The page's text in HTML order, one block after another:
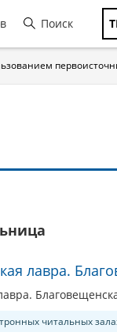
Поиск
лавра.
читальных